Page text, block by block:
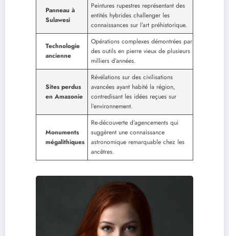
Panneau à
Sulawesi
Peintures rupestres représentant des
entités hybrides challenger les
connaissances sur l’art préhistorique.
Technologie
ancienne
Opérations complexes démontrées par
des outils en pierre vieux de plusieurs
milliers d’années.
Sites perdus
en Amazonie
Révélations sur des civilisations
avancées ayant habité la région,
contredisant les idées reçues sur
l’environnement.
Monuments
mégalithiques
Re-découverte d’agencements qui
suggèrent une connaissance
astronomique remarquable chez les
ancêtres.